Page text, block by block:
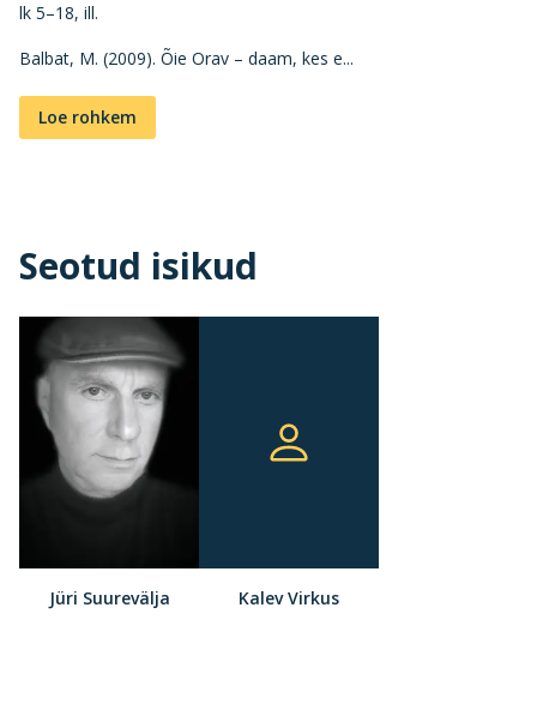
lk 5–18, ill.
Balbat, M. (2009). Õie Orav – daam, kes e...
Loe rohkem
Seotud isikud
Jüri Suurevälja Kalev Virkus